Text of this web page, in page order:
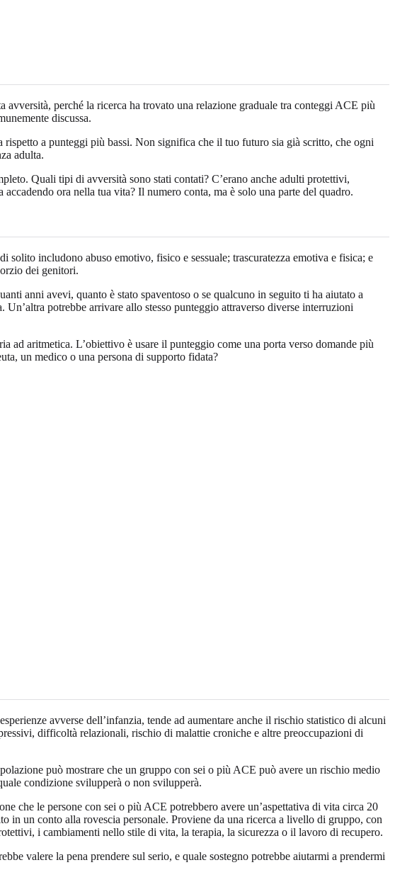
perché la ricerca ha trovato una relazione graduale tra conteggi ACE più
discussa.
a punteggi più bassi. Non significa che il tuo futuro sia già scritto, che ogni
adulta.
Quali tipi di avversità sono stati contati? C’erano anche adulti protettivi,
ora nella tua vita? Il numero conta, ma è solo una parte del quadro.
includono abuso emotivo, fisico e sessuale; trascuratezza emotiva e fisica; e
dei genitori.
anni avevi, quanto è stato spaventoso o se qualcuno in seguito ti ha aiutato a
potrebbe arrivare allo stesso punteggio attraverso diverse interruzioni
ad aritmetica. L’obiettivo è usare il punteggio come una porta verso domande più
un medico o una persona di supporto fidata?
avverse dell’infanzia, tende ad aumentare anche il rischio statistico di alcuni
difficoltà relazionali, rischio di malattie croniche e altre preoccupazioni di
può mostrare che un gruppo con sei o più ACE può avere un rischio medio
condizione svilupperà o non svilupperà.
che le persone con sei o più ACE potrebbero avere un’aspettativa di vita circa 20
in un conto alla rovescia personale. Proviene da una ricerca a livello di gruppo, con
i cambiamenti nello stile di vita, la terapia, la sicurezza o il lavoro di recupero.
valere la pena prendere sul serio, e quale sostegno potrebbe aiutarmi a prendermi